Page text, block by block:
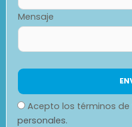
Mensaje
Acepto los términos de
personales.